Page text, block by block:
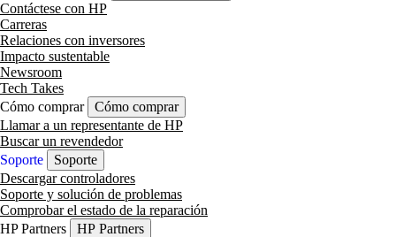
Contáctese con HP
Carreras
Relaciones con inversores
Impacto sustentable
Newsroom
Tech Takes
Cómo comprar
Cómo comprar
Llamar a un representante de HP
Buscar un revendedor
Soporte
Soporte
Descargar controladores
Soporte y solución de problemas
Comprobar el estado de la reparación
HP Partners
HP Partners